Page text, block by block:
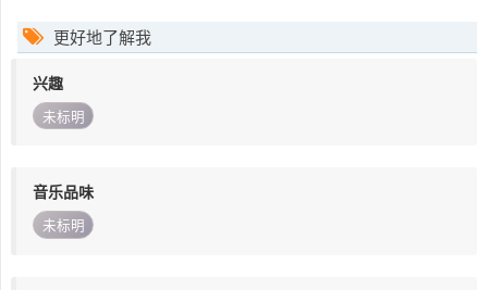
更好地了解我
兴趣
未标明
音乐品味
未标明